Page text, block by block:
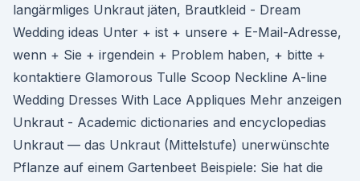
langärmliges Unkraut jäten, Brautkleid - Dream
Wedding ideas Unter + ist + unsere + E-Mail-Adresse,
wenn + Sie + irgendein + Problem haben, + bitte +
kontaktiere Glamorous Tulle Scoop Neckline A-line
Wedding Dresses With Lace Appliques Mehr anzeigen
Unkraut - Academic dictionaries and encyclopedias
Unkraut — das Unkraut (Mittelstufe) unerwünschte
Pflanze auf einem Gartenbeet Beispiele: Sie hat die